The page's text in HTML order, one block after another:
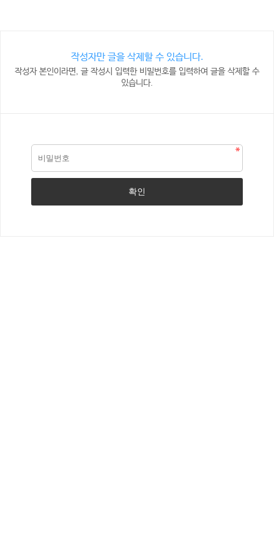
작성자만 글을 삭제할 수 있습니다.
작성자 본인이라면, 글 작성시 입력한 비밀번호를 입력하여 글을 삭제할 수
있습니다.